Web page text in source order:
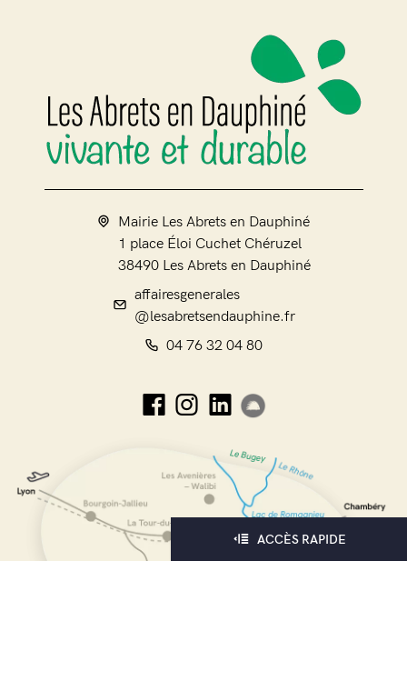
Mairie Les Abrets en Dauphiné
1 place Éloi Cuchet Chéruzel
38490 Les Abrets en Dauphiné
affairesgenerales
@lesabretsendauphine.fr
04 76 32 04 80
ACCÈS RAPIDE